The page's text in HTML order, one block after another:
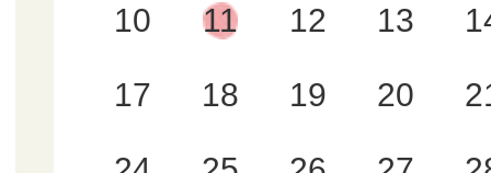
10 11 12 13
17 18 19 20